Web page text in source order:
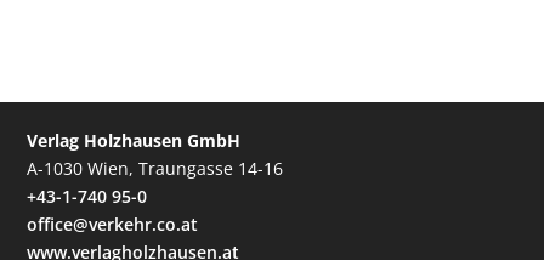
Verlag Holzhausen GmbH
A-1030 Wien, Traungasse 14-16
+43-1-740 95-0
office@verkehr.co.at
www.verlagholzhausen.at